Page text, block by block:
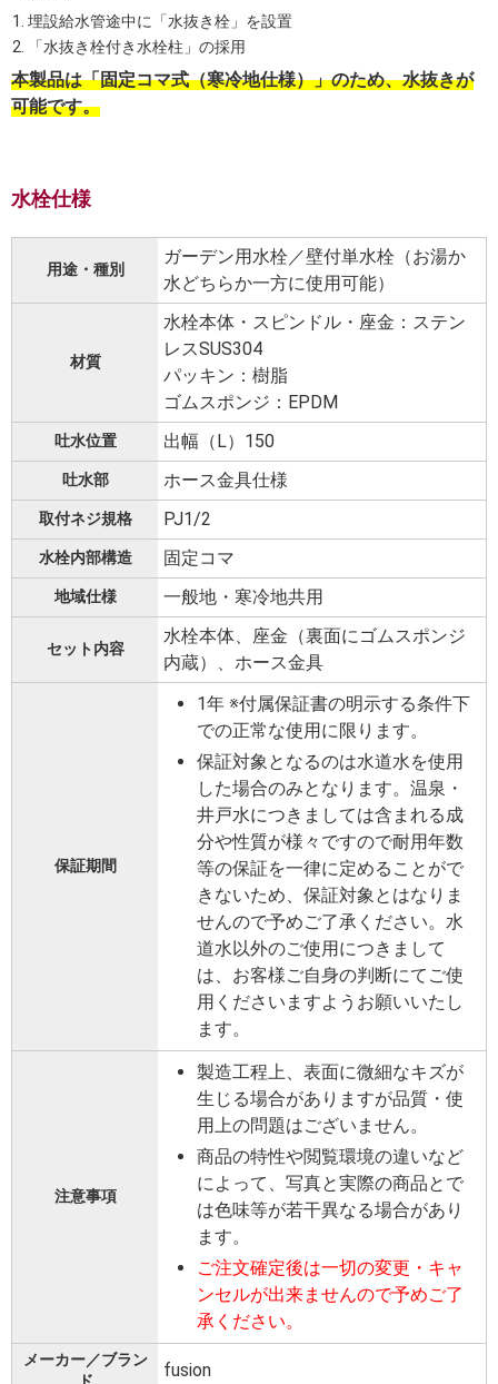
埋設給水管途中に「水抜き栓」を設置
「水抜き栓付き水栓柱」の採用
本製品は「固定コマ式（寒冷地仕様）」のため、水抜きが
可能です。
水栓仕様
用途・種別
ガーデン用水栓／壁付単水栓（お湯か
水どちらか一方に使用可能）
材質
水栓本体・スピンドル・座金：ステン
レスSUS304
パッキン：樹脂
ゴムスポンジ：EPDM
吐水位置 出幅（L）150
吐水部 ホース金具仕様
取付ネジ規格 PJ1/2
水栓内部構造 固定コマ
地域仕様 一般地・寒冷地共用
セット内容
水栓本体、座金（裏面にゴムスポンジ
内蔵）、ホース金具
保証期間
1年 ※付属保証書の明示する条件下
での正常な使用に限ります。
保証対象となるのは水道水を使用
した場合のみとなります。温泉・
井戸水につきましては含まれる成
分や性質が様々ですので耐用年数
等の保証を一律に定めることがで
きないため、保証対象とはなりま
せんので予めご了承ください。水
道水以外のご使用につきまして
は、お客様ご自身の判断にてご使
用くださいますようお願いいたし
ます。
注意事項
製造工程上、表面に微細なキズが
生じる場合がありますが品質・使
用上の問題はございません。
商品の特性や閲覧環境の違いなど
によって、写真と実際の商品とで
は色味等が若干異なる場合があり
ます。
ご注文確定後は一切の変更・キャ
ンセルが出来ませんので予めご了
承ください。
メーカー／ブラン
fusion